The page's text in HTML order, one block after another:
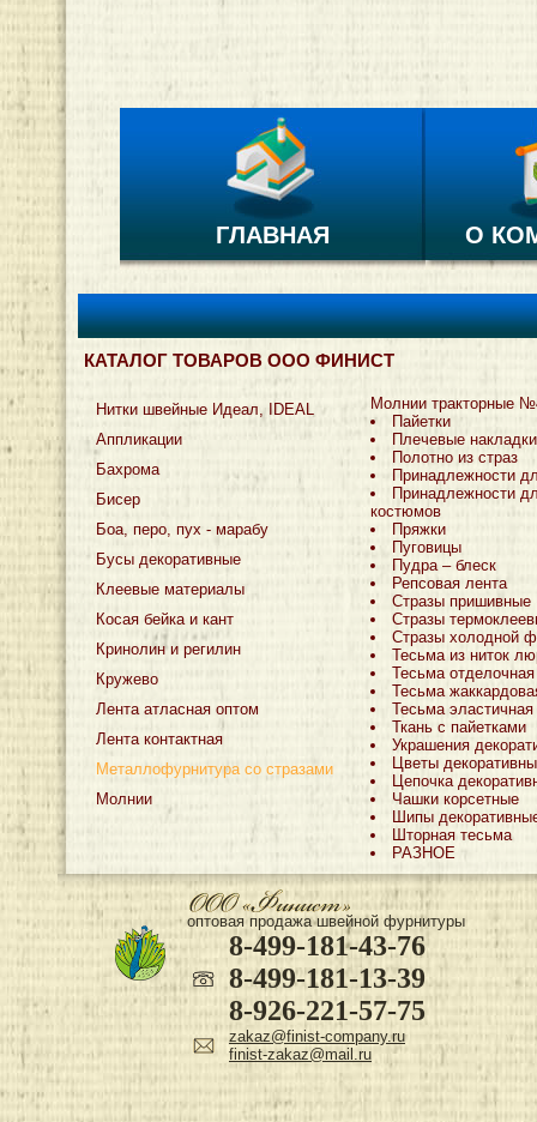
ГЛАВНАЯ О
КАТАЛОГ ТОВАРОВ ООО ФИНИСТ
Нитки швейные Идеал, IDEAL
Аппликации
Бахрома
Бисер
Боа, перо, пух - марабу
Бусы декоративные
Клеевые материалы
Косая бейка и кант
Кринолин и регилин
Кружево
Лента атласная оптом
Лента контактная
Металлофурнитура со стразами
Молнии
Молнии тракторные
Пайетки
Плечевые накладки
Полотно из страз
Принадлежности
Принадлежности
костюмов
Пряжки
Пуговицы
Пудра – блеск
Репсовая лента
Стразы пришивные
Стразы
Стразы холодной
Тесьма из ниток
Тесьма отделочная
Тесьма
Тесьма эластичная
Ткань с пайетками
Украшения
Цветы
Цепочка
Чашки корсетные
Шипы
Шторная тесьма
РАЗНОЕ
оптовая продажа швейной фурнитуры
8-499-181-43-76
8-499-181-13-39
8-926-221-57-75
zakaz@finist-company.ru
finist-zakaz@mail.ru